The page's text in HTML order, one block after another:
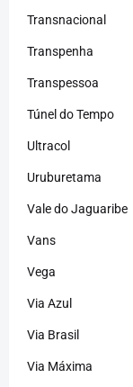
Transnacional
Transpenha
Transpessoa
Túnel do Tempo
Ultracol
Uruburetama
Vale do Jaguaribe
Vans
Vega
Via Azul
Via Brasil
Via Máxima